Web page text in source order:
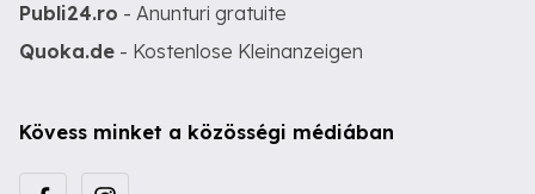
Publi24.ro - Anunturi gratuite
Quoka.de - Kostenlose Kleinanzeigen
Kövess minket a közösségi médiában